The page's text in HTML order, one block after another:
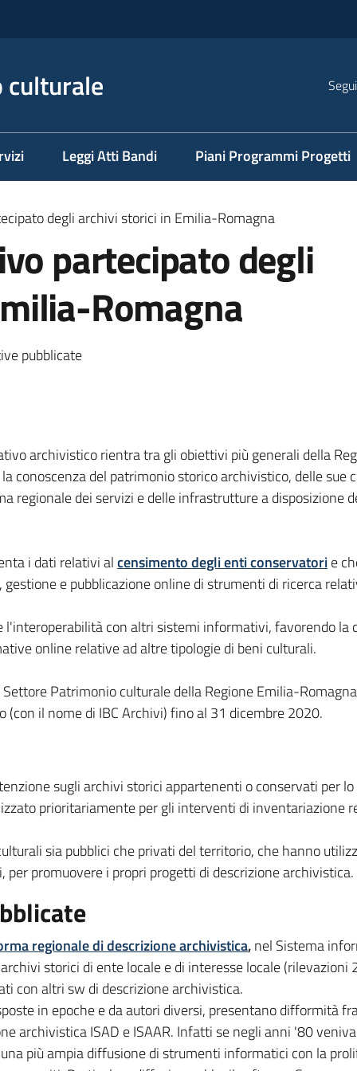
Leggi Atti Bandi Piani Programmi Progetti
degli archivi storici in Emilia-Romagna
partecipato degli
Romagna
pubblicate
archivistico rientra tra gli obiettivi più generali della
conoscenza del patrimonio storico archivistico, delle
regionale dei servizi e delle infrastrutture a disposizione
i dati relativi alcensimento degli enti conservatorie
e pubblicazione online di strumenti di ricerca
con altri sistemi informativi, favorendo
online relative ad altre tipologie di beni culturali.
Patrimonio culturale della Regione Emilia-
il nome di IBC Archivi) fino al 31 dicembre 2020.
sugli archivi storici appartenenti o conservati per
prioritariamente per gli interventi di inventariazione
sia pubblici che privati del territorio, che hanno
promuovere i propri progetti di descrizione archivistica.
regionale di descrizione archivistica,nel Sistema
storici di ente locale e di interesse locale
con altri sw di descrizione archivistica.
in epoche e da autori diversi, presentano difformità
archivistica ISAD e ISAAR. Infatti se negli anni '80
più ampia diffusione di strumenti informatici con la